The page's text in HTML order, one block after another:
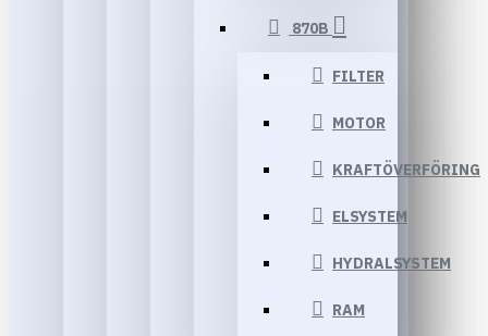
870B
FILTER
MOTOR
KRAFTÖVERFÖRING
ELSYSTEM
HYDRALSYSTEM
RAM